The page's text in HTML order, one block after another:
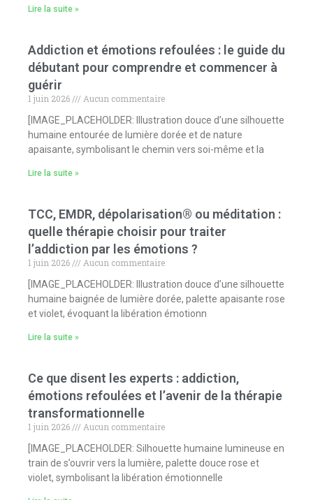
Lire la suite »
Addiction et émotions refoulées : le guide du
débutant pour comprendre et commencer à
guérir
1 juin 2026
Aucun commentaire
[IMAGE_PLACEHOLDER: Illustration douce d’une silhouette
humaine entourée de lumière dorée et de nature
apaisante, symbolisant le chemin vers soi-même et la
Lire la suite »
TCC, EMDR, dépolarisation® ou méditation :
quelle thérapie choisir pour traiter
l’addiction par les émotions ?
1 juin 2026
Aucun commentaire
[IMAGE_PLACEHOLDER: Illustration douce d’une silhouette
humaine baignée de lumière dorée, palette apaisante rose
et violet, évoquant la libération émotionn
Lire la suite »
Ce que disent les experts : addiction,
émotions refoulées et l’avenir de la thérapie
transformationnelle
1 juin 2026
Aucun commentaire
[IMAGE_PLACEHOLDER: Silhouette humaine lumineuse en
train de s’ouvrir vers la lumière, palette douce rose et
violet, symbolisant la libération émotionnelle